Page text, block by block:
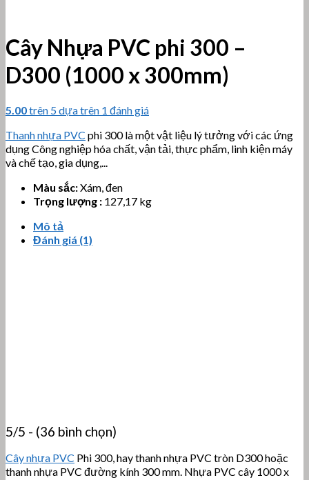
Cây Nhựa PVC phi 300 –
D300 (1000 x 300mm)
5.00trên 5 dựa trên 1 đánh giá
Thanh nhựa PVC phi 300 là một vật liệu lý tưởng với các ứng
dụngCông nghiệp hóa chất, vận tải, thực phẩm, linh kiện máy
và chế tạo, gia dụng,...
Màu sắc:Xám, đen
Trọng lượng : 127,17 kg
Mô tả
Đánh giá (1)
5/5 - (36 bình chọn)
Cây nhựa PVC Phi 300, hay thanh nhựa PVC tròn D300 hoặc
thanh nhựa PVC đường kính 300 mm. Nhựa PVC cây 1000 x